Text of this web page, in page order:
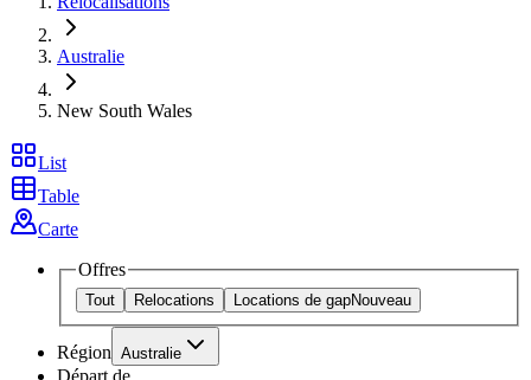
Australie
New South Wales
List
Table
Carte
Offres
Tout Relocations Locations de gapNouveau
Région Australie
Départ de